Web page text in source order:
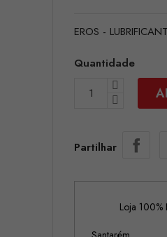
EROS -
Quantidade
Partilhar
Loja 100%